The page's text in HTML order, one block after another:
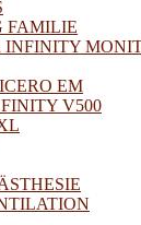
FAMILIE
EM
V500